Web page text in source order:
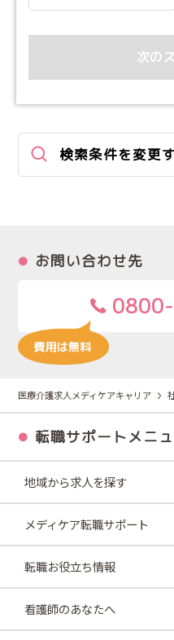
次の
検索条件を変更
お問い合わせ先
医療介護求人メディケアキャリア
転職サポートメニ
地域から求人を探す
メディケア転職サポート
転職お役立ち情報
看護師のあなたへ